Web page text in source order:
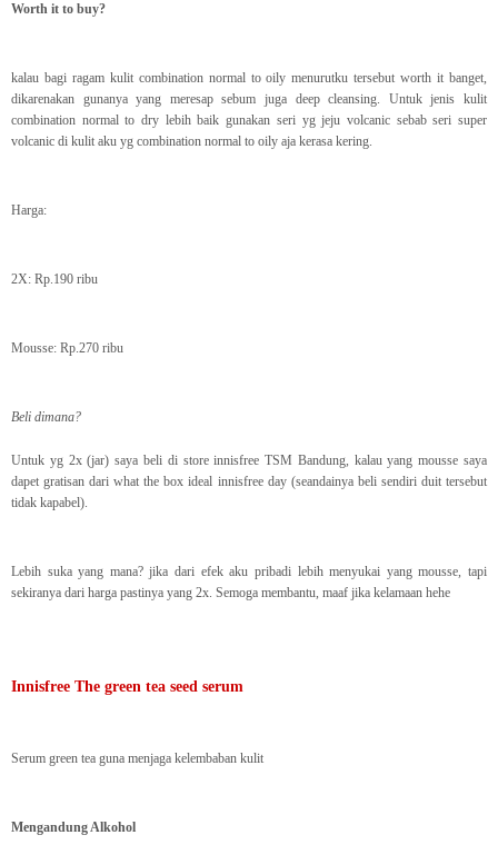
Worth it to buy?
kalau bagi ragam kulit combination normal to oily menurutku tersebut worth it banget,
dikarenakan gunanya yang meresap sebum juga deep cleansing. Untuk jenis kulit
combination normal to dry lebih baik gunakan seri yg jeju volcanic sebab seri super
volcanic di kulit aku yg combination normal to oily aja kerasa kering.
Harga:
2X: Rp.190 ribu
Mousse: Rp.270 ribu
Beli dimana?
Untuk yg 2x (jar) saya beli di store innisfree TSM Bandung, kalau yang mousse saya
dapet gratisan dari what the box ideal innisfree day (seandainya beli sendiri duit tersebut
tidak kapabel).
Lebih suka yang mana? jika dari efek aku pribadi lebih menyukai yang mousse, tapi
sekiranya dari harga pastinya yang 2x. Semoga membantu, maaf jika kelamaan hehe
Innisfree The green tea seed serum
Serum green tea guna menjaga kelembaban kulit
Mengandung Alkohol